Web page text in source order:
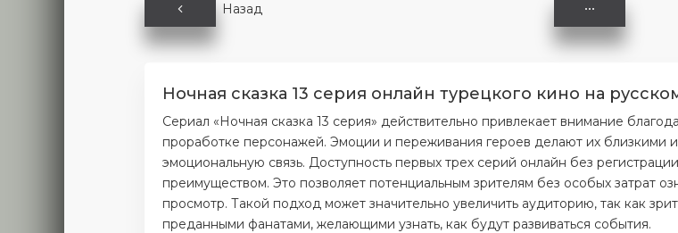
Назад
Ночная сказка 13 серия онлайн турецкого кино на
Сериал «Ночная сказка 13 серия» действительно привлекает внимание
проработке персонажей. Эмоции и переживания героев делают их близкими
эмоциональную связь. Доступность первых трех серий онлайн без
преимуществом. Это позволяет потенциальным зрителям без особых затрат
просмотр. Такой подход может значительно увеличить аудиторию, так как
преданными фанатами, желающими узнать, как будут развиваться события.